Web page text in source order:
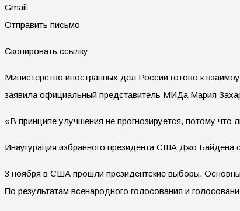
Gmail
Отправить письмо
Скопировать ссылку
Министерство иностранных дел России готово к
заявила официальный представитель МИДа Мария
«В принципе улучшения не прогнозируется, потому
Инаугурация избранного президента США Джо Байдена
3 ноября в США прошли президентские выборы.
По результатам всенародного голосования и